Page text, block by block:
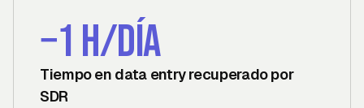
−1 h/día
Tiempo en data entry recuperado por
SDR